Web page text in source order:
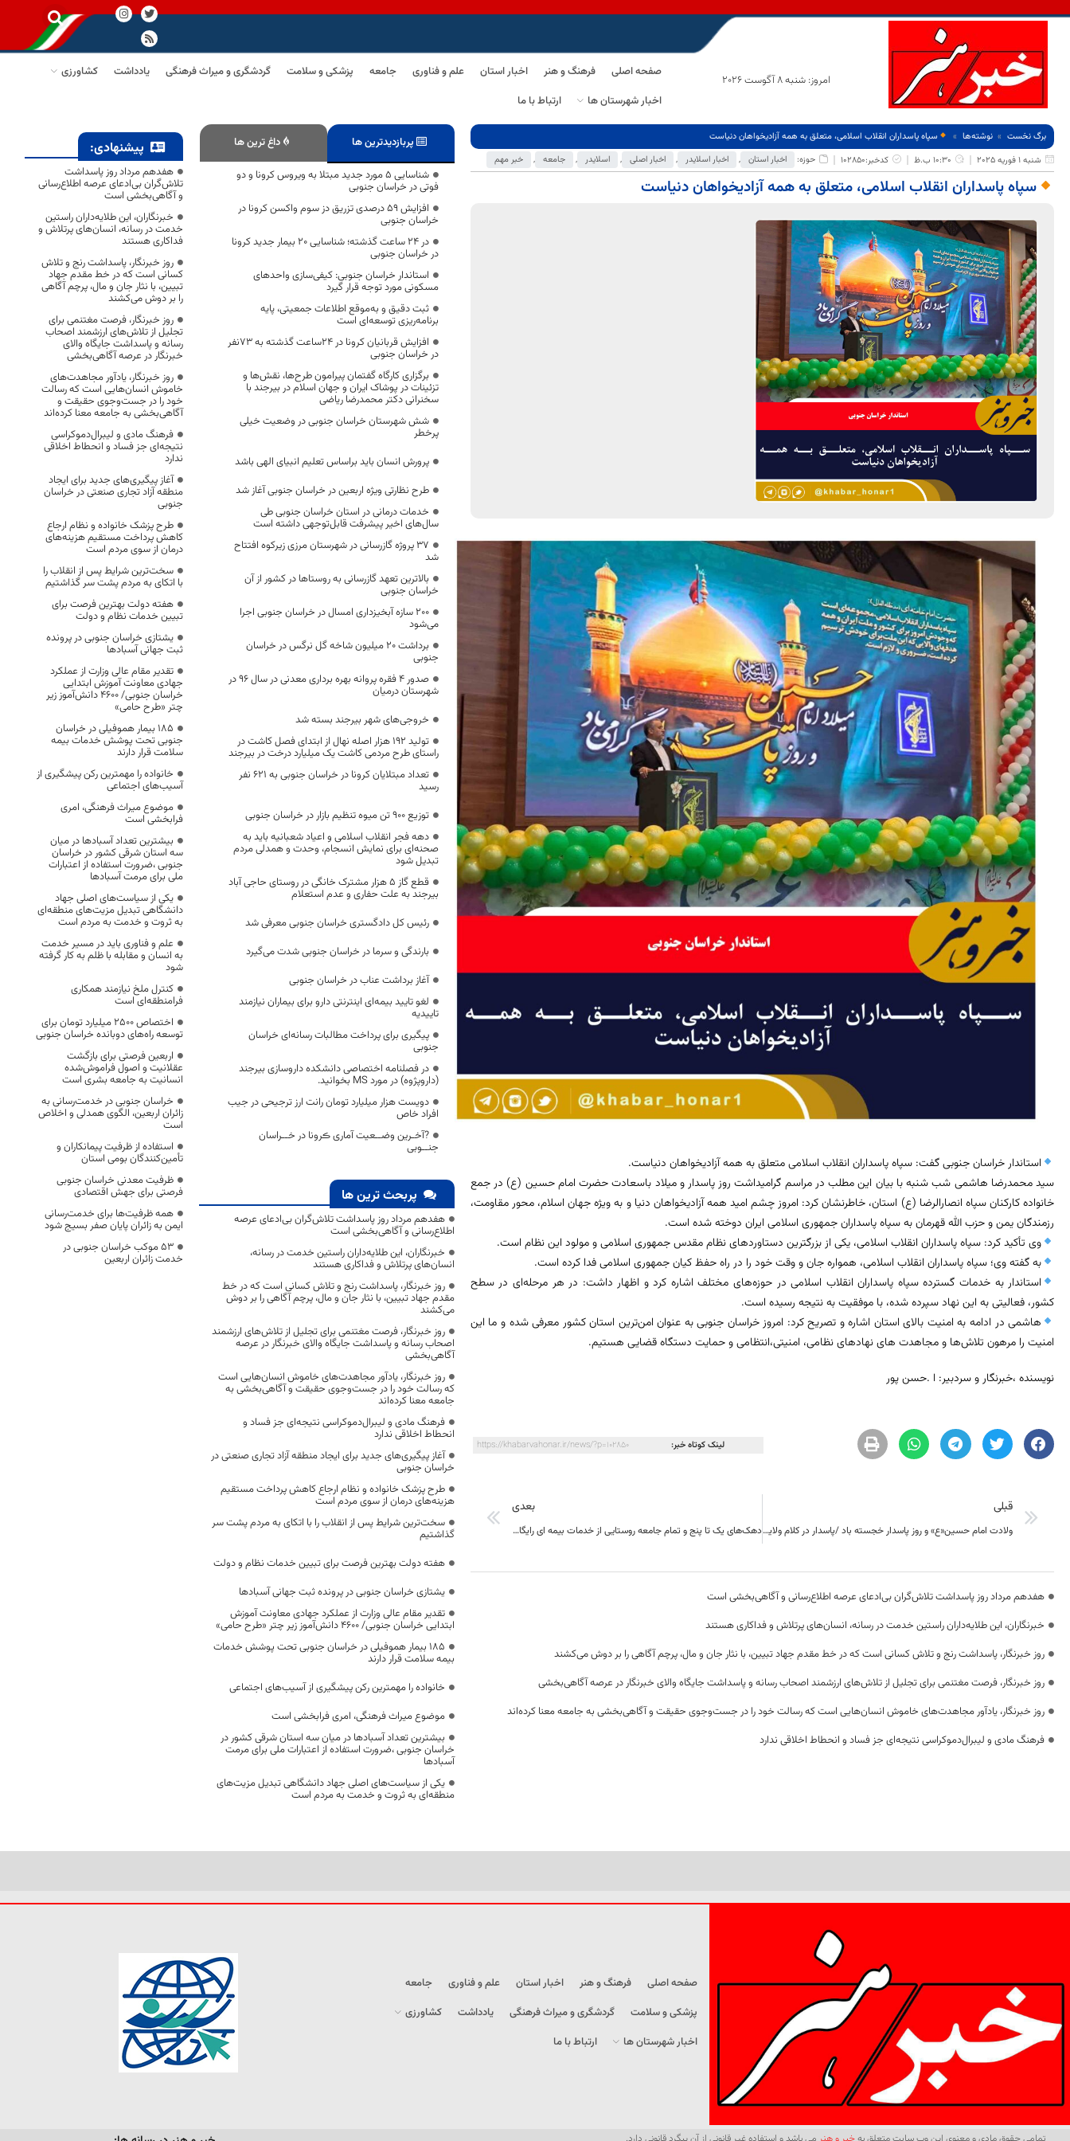
امروز: شنبه 8 آگوست 2026
صفحه اصلی فرهنگ و هنر اخبار استان علم و فناوری جامعه پزشکی و سلامت گردشگری و میراث فرهنگی یادداشت
کشاورزی
اخبار شهرستان ها
ارتباط با ما
برگ نخست نوشته‌ها
سپاه پاسداران انقلاب اسلامی، متعلق به همه آزادیخواهان دنیاست
شنبه 1 فوریه 2025
10:30 ب.ظ کدخبر:102850 حوزه: اخبار استان , اخبار اسلایدر , اخبار اصلی , اسلایدر , جامعه , خبر مهم
سپاه پاسداران انقلاب اسلامی، متعلق به همه آزادیخواهان دنیاست
استاندار خراسان جنوبی گفت: سپاه پاسداران انقلاب اسلامی متعلق به همه آزادیخواهان دنیاست.
سید محمدرضا هاشمی شب شنبه با بیان این مطلب در مراسم گرامیداشت روز پاسدار و میلاد باسعادت حضرت امام حسین (ع) در جمع
خانواده کارکنان سپاه انصارالرضا (ع) استان، خاطرنشان کرد: امروز چشم امید همه آزادیخواهان دنیا و به ويژه جهان اسلام، محور مقاومت،
رزمندگان یمن و حزب‌ الله قهرمان به سپاه پاسداران جمهوری اسلامی ایران دوخته شده است.
وی تأکید کرد: سپاه پاسداران انقلاب اسلامی، یکی از بزرگترین دستاوردهای نظام مقدس جمهوری اسلامی و مولود این نظام است.
به گفته وی؛ سپاه پاسداران انقلاب اسلامی، همواره جان و وقت خود را در راه حفظ کیان جمهوری اسلامی فدا کرده است.
استاندار به خدمات گسترده سپاه پاسداران انقلاب اسلامی در حوزه‌های مختلف اشاره کرد و اظهار داشت: در هر مرحله‌ای در سطح
کشور، فعالیتی به این نهاد سپرده شده، با موفقیت به نتيجه رسیده است.
هاشمی در ادامه به امنیت بالای استان اشاره و تصریح کرد: امروز خراسان جنوبی به عنوان امن‌ترین استان کشور معرفی شده و ما این
امنیت را مرهون تلاش‌ها و مجاهدت‌ های نهادهای نظامی، امنیتی،انتظامی و حمایت دستگاه قضایی هستیم.
نویسنده ،خبرنگار و سردبیر: ا .حسن پور
لینک کوتاه خبر: https://khabarvahonar.ir/news/?p=102850
قبلی
ولادت امام حسین«ع» و روز پاسدار خجسته باد /پاسدار در کلام ولایت
بعدی
دهک‌های یک تا پنج و تمام جامعه روستایی از خدمات بیمه ای رایگان استفاده می‌کنند
هفدهم مرداد روز پاسداشت تلاش‌گران بی‌ادعای عرصه اطلاع‌رسانی و آگاهی‌بخشی است
خبرنگاران، این طلایه‌داران راستین خدمت در رسانه، انسان‌های پرتلاش و فداکاری هستند
روز خبرنگار، پاسداشت رنج و تلاش کسانی است که در خط مقدم جهاد تبیین، با نثار جان و مال، پرچم آگاهی را بر دوش می‌کشند
روز خبرنگار، فرصت مغتنمی برای تجلیل از تلاش‌های ارزشمند اصحاب رسانه و پاسداشت جایگاه والای خبرنگار در عرصه آگاهی‌بخشی
روز خبرنگار، یادآور مجاهدت‌های خاموش انسان‌هایی است که رسالت خود را در جست‌وجوی حقیقت و آگاهی‌بخشی به جامعه معنا کرده‌اند
فرهنگ مادی و لیبرال‌دموکراسی نتیجه‌ای جز فساد و انحطاط اخلاقی ندارد
پربازدیدترین ها داغ ترین ها
شناسایی ۵ مورد جدید مبتلا به ویروس کرونا و دو
فوتی در خراسان جنوبی
افزایش 59 درصدی تزریق دز سوم واکسن کرونا در
خراسان جنوبی
در 24 ساعت گذشته؛ شناسایی 20 بیمار جدید کرونا
در خراسان جنوبی
استاندار خراسان جنوبی: کیفی‌سازی واحدهای
مسکونی مورد توجه قرار گیرد
ثبت دقیق و به‌موقع اطلاعات جمعیتی، پایه
برنامه‌ریزی توسعه‌ای است
افزایش قربانیان کرونا در ۲۴ساعت گذشته به ۷۳نفر
در خراسان جنوبی
برگزاری کارگاه گفتمان پیرامون طرح‌ها، نقش‌ها و
تزئینات در پوشاک ایران و جهان اسلام در بیرجند با
سخنرانی دکتر محمدرضا ریاضی
شش شهرستان خراسان جنوبی در وضعیت خیلی
پرخطر
پرورش انسان باید براساس تعلیم انبیای الهی باشد
طرح نظارتی ویژه اربعین در خراسان جنوبی آغاز شد
خدمات درمانی در استان خراسان جنوبی طی
سال‌های اخیر پیشرفت قابل‌توجهی داشته است
۳۷ پروژه گازرسانی در شهرستان مرزی زیرکوه افتتاح
شد
بالاترین تعهد گازرسانی به روستا‌ها در کشور از آن
خراسان جنوبی
۲۰۰ سازه آبخیزداری امسال در خراسان جنوبی اجرا
می‌شود
برداشت ۲۰ میلیون شاخه گل نرگس در خراسان
جنوبی
صدور 4 فقره پروانه بهره برداری معدنی در سال 96 در
شهرستان درمیان
خروجی‌های شهر بیرجند بسته شد
تولید 192 هزار اصله نهال از ابتدای فصل کاشت در
راستای طرح مردمی کاشت یک میلیارد درخت در بیرجند
تعداد مبتلایان کرونا در خراسان جنوبی به 621 نفر
رسید
توزیع 900 تن میوه تنظیم بازار در خراسان جنوبی
دهه فجر انقلاب اسلامی و اعیاد شعبانیه باید به
صحنه‌ای برای نمایش انسجام، وحدت و همدلی مردم
تبدیل شود
قطع گاز ۵ هزار مشترک خانگی در روستای حاجی آباد
بیرجند به علت حفاری و عدم استعلام
رئیس کل دادگستری خراسان جنوبی معرفی شد
بارندگی و سرما در خراسان جنوبی شدت می‌گیرد
آغاز برداشت عناب در خراسان جنوبی
لغو تایید بیمه‌ای اینترنتی دارو برای بیماران نیازمند
تاییدیه
پیگیری برای پرداخت مطالبات رسانه‌ای خراسان
جنوبی
در فصلنامه اختصاصی دانشکده داروسازی بیرجند
(داروپژوه) در مورد MS بخوانید.
دویست هزار میلیارد تومان رانت ارز ترجیحی در جیب
افراد خاص
?آخـرین وضــعیت آماری ڪرونا در خــراسان
جنــوبی
پربحث ترین ها
هفدهم مرداد روز پاسداشت تلاش‌گران بی‌ادعای عرصه
اطلاع‌رسانی و آگاهی‌بخشی است
خبرنگاران، این طلایه‌داران راستین خدمت در رسانه،
انسان‌های پرتلاش و فداکاری هستند
روز خبرنگار، پاسداشت رنج و تلاش کسانی است که در خط
مقدم جهاد تبیین، با نثار جان و مال، پرچم آگاهی را بر دوش
می‌کشند
روز خبرنگار، فرصت مغتنمی برای تجلیل از تلاش‌های ارزشمند
اصحاب رسانه و پاسداشت جایگاه والای خبرنگار در عرصه
آگاهی‌بخشی
روز خبرنگار، یادآور مجاهدت‌های خاموش انسان‌هایی است
که رسالت خود را در جست‌وجوی حقیقت و آگاهی‌بخشی به
جامعه معنا کرده‌اند
فرهنگ مادی و لیبرال‌دموکراسی نتیجه‌ای جز فساد و
انحطاط اخلاقی ندارد
آغاز پیگیری‌های جدید برای ایجاد منطقه آزاد تجاری صنعتی در
خراسان جنوبی
طرح پزشک خانواده و نظام ارجاع کاهش پرداخت مستقیم
هزینه‌های درمان از سوی مردم است
سخت‌ترین شرایط پس از انقلاب را با اتکای به مردم پشت سر
گذاشتیم
هفته دولت بهترین فرصت برای تبیین خدمات نظام و دولت
یشتازی خراسان جنوبی در پرونده ثبت جهانی آسبادها
تقدیر مقام عالی وزارت از عملکرد جهادی معاونت آموزش
ابتدایی خراسان جنوبی/ ۴۶۰۰ دانش‌آموز زیر چتر «طرح حامی»
۱۸۵ بیمار هموفیلی در خراسان جنوبی تحت پوشش خدمات
بیمه سلامت قرار دارند
خانواده را مهمترین رکن پیشگیری از آسیب‌های اجتماعی
موضوع میراث فرهنگی، امری فرابخشی است
بیشترین تعداد آسبادها در میان سه استان شرقی کشور در
خراسان جنوبی ،ضرورت استفاده از اعتبارات ملی برای مرمت
آسبادها
یکی از سیاست‌های اصلی جهاد دانشگاهی تبدیل مزیت‌های
منطقه‌ای به ثروت و خدمت به مردم است
پیشنهادی:
هفدهم مرداد روز پاسداشت
تلاش‌گران بی‌ادعای عرصه اطلاع‌رسانی
و آگاهی‌بخشی است
خبرنگاران، این طلایه‌داران راستین
خدمت در رسانه، انسان‌های پرتلاش و
فداکاری هستند
روز خبرنگار، پاسداشت رنج و تلاش
کسانی است که در خط مقدم جهاد
تبیین، با نثار جان و مال، پرچم آگاهی
را بر دوش می‌کشند
روز خبرنگار، فرصت مغتنمی برای
تجلیل از تلاش‌های ارزشمند اصحاب
رسانه و پاسداشت جایگاه والای
خبرنگار در عرصه آگاهی‌بخشی
روز خبرنگار، یادآور مجاهدت‌های
خاموش انسان‌هایی است که رسالت
خود را در جست‌وجوی حقیقت و
آگاهی‌بخشی به جامعه معنا کرده‌اند
فرهنگ مادی و لیبرال‌دموکراسی
نتیجه‌ای جز فساد و انحطاط اخلاقی
ندارد
آغاز پیگیری‌های جدید برای ایجاد
منطقه آزاد تجاری صنعتی در خراسان
جنوبی
طرح پزشک خانواده و نظام ارجاع
کاهش پرداخت مستقیم هزینه‌های
درمان از سوی مردم است
سخت‌ترین شرایط پس از انقلاب را
با اتکای به مردم پشت سر گذاشتیم
هفته دولت بهترین فرصت برای
تبیین خدمات نظام و دولت
یشتازی خراسان جنوبی در پرونده
ثبت جهانی آسبادها
تقدیر مقام عالی وزارت از عملکرد
جهادی معاونت آموزش ابتدایی
خراسان جنوبی/ ۴۶۰۰ دانش‌آموز زیر
چتر «طرح حامی»
۱۸۵ بیمار هموفیلی در خراسان
جنوبی تحت پوشش خدمات بیمه
سلامت قرار دارند
خانواده را مهمترین رکن پیشگیری از
آسیب‌های اجتماعی
موضوع میراث فرهنگی، امری
فرابخشی است
بیشترین تعداد آسبادها در میان
سه استان شرقی کشور در خراسان
جنوبی ،ضرورت استفاده از اعتبارات
ملی برای مرمت آسبادها
یکی از سیاست‌های اصلی جهاد
دانشگاهی تبدیل مزیت‌های منطقه‌ای
به ثروت و خدمت به مردم است
علم و فناوری باید در مسیر خدمت
به انسان و مقابله با ظلم به کار گرفته
شود
کنترل ملخ نیازمند همکاری
فرامنطقه‌ای است
اختصاص 2500 میلیارد تومان برای
توسعه راه‌های دوبانده خراسان جنوبی
اربعین فرصتی برای بازگشت
عقلانیت و اصول فراموش‌شده
انسانیت به جامعه بشری است
خراسان جنوبی در خدمت‌رسانی به
زائران اربعین، الگوی همدلی و اخلاص
است
استفاده از ظرفیت پیمانکاران و
تأمین‌کنندگان بومی استان
ظرفیت معدنی خراسان جنوبی
فرصتی برای جهش اقتصادی
همه ظرفیت‌ها برای خدمت‌رسانی
ایمن به زائران پایان صفر بسیج شود
53 موکب خراسان جنوبی در
خدمت زائران اربعین
صفحه اصلی فرهنگ و هنر اخبار استان علم و فناوری
جامعه
پزشکی و سلامت
گردشگری و میراث فرهنگی یادداشت
کشاورزی
اخبار شهرستان ها
ارتباط با ما